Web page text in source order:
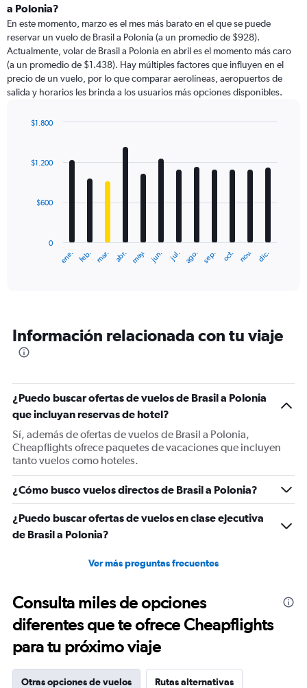
a Polonia?
En este momento, marzo es el mes más barato en el que se puede
reservar un vuelo de Brasil a Polonia (a un promedio de $928).
Actualmente, volar de Brasil a Polonia en abril es el momento más caro
(a un promedio de $1.438). Hay múltiples factores que influyen en el
precio de un vuelo, por lo que comparar aerolíneas, aeropuertos de
salida y horarios les brinda a los usuarios más opciones disponibles.
with
12
The
categories.
The
Y
axis
displaying
values.
Range:
0
1800.
ene. feb. mar. abr. may. jun. jul. ago. sep. oct. nov. dic.
0
$600
$1.200
$1.800
Información relacionada con tu viaje
¿Puedo buscar ofertas de vuelos de Brasil a Polonia
que incluyan reservas de hotel?
Sí, además de ofertas de vuelos de Brasil a Polonia,
Cheapflights ofrece paquetes de vacaciones que incluyen
tanto vuelos como hoteles.
¿Cómo busco vuelos directos de Brasil a Polonia?
¿Puedo buscar ofertas de vuelos en clase ejecutiva
de Brasil a Polonia?
Ver más preguntas frecuentes
Consulta miles de opciones
diferentes que te ofrece Cheapflights
para tu próximo viaje
Otras opciones de vuelos Rutas alternativas